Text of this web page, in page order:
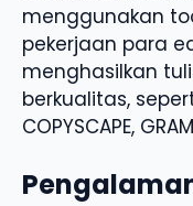
menggunakan
pekerjaan para
menghasilkan
berkualitas,
COPYSCAPE,